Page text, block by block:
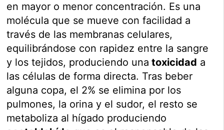
en mayor o menor concentración. Es una
molécula que se mueve con facilidad a
través de las membranas celulares,
equilibrándose con rapidez entre la sangre
y los tejidos, produciendo una toxicidad a
las células de forma directa. Tras beber
alguna copa, el 2% se elimina por los
pulmones, la orina y el sudor, el resto se
metaboliza al hígado produciendo